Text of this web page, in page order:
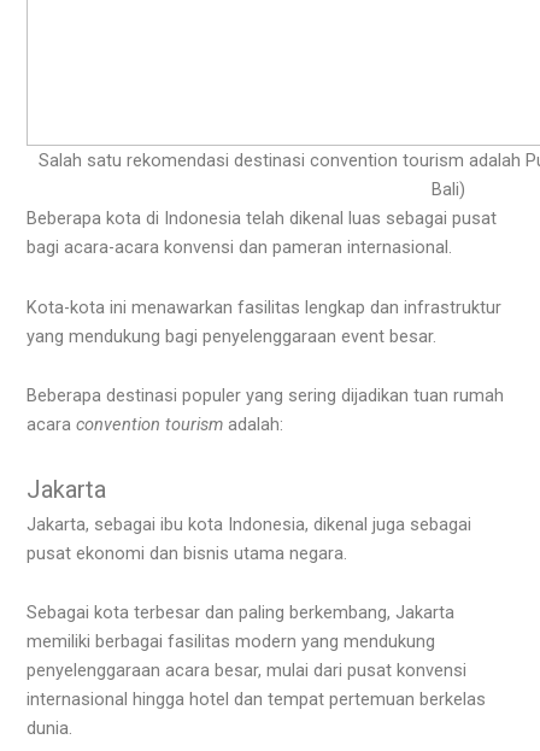
Salah satu rekomendasi destinasi convention tourism adalah
Bali)
Beberapa kota di Indonesia telah dikenal luas sebagai pusat
bagi acara-acara konvensi dan pameran internasional.
Kota-kota ini menawarkan fasilitas lengkap dan infrastruktur
yang mendukung bagi penyelenggaraan event besar.
Beberapa destinasi populer yang sering dijadikan tuan rumah
acaraconvention tourism adalah:
Jakarta
Jakarta, sebagai ibu kota Indonesia, dikenal juga sebagai
pusat ekonomi dan bisnis utama negara.
Sebagai kota terbesar dan paling berkembang, Jakarta
memiliki berbagai fasilitas modern yang mendukung
penyelenggaraan acara besar, mulai dari pusat konvensi
internasional hingga hotel dan tempat pertemuan berkelas
dunia.